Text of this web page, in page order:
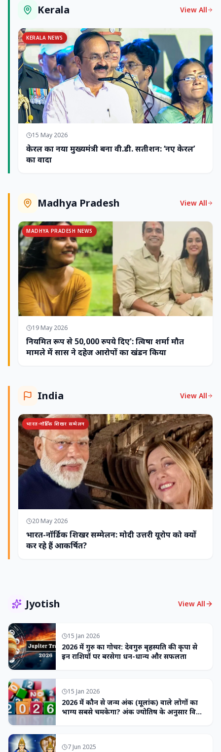
Kerala View All
KERALA NEWS
15 May 2026
केरल का नया मुख्यमंत्री बना वी.डी. सतीशन: ‘नए केरल’
का वादा
Madhya Pradesh View All
MADHYA PRADESH NEWS
19 May 2026
नियमित रूप से 50,000 रुपये दिए': त्विषा शर्मा मौत
मामले में सास ने दहेज आरोपों का खंडन किया
India View All
भारत-नॉर्डिक शिखर सम्मेलन
20 May 2026
भारत-नॉर्डिक शिखर सम्मेलन: मोदी उत्तरी यूरोप को क्यों
कर रहे हैं आकर्षित?
Jyotish View All
15 Jan 2026
2026 में गुरु का गोचर: देवगुरु बृहस्पति की कृपा से
इन राशियों पर बरसेगा धन-धान्य और सफलता
15 Jan 2026
2026 में कौन से जन्म अंक (मूलांक) वाले लोगों का
भाग्य सबसे चमकेगा? अंक ज्योतिष के अनुसार विशेष
7 Jun 2025